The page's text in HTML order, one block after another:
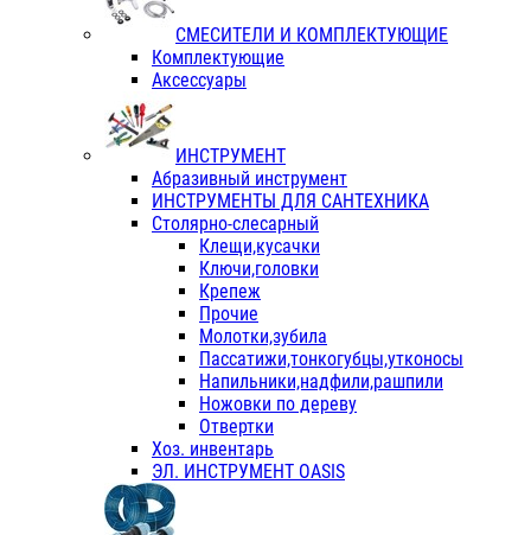
СМЕСИТЕЛИ И КОМПЛЕКТУЮЩИЕ
Комплектующие
Аксессуары
ИНСТРУМЕНТ
Абразивный инструмент
ИНСТРУМЕНТЫ ДЛЯ САНТЕХНИКА
Столярно-слесарный
Клещи,кусачки
Ключи,головки
Крепеж
Прочие
Молотки,зубила
Пассатижи,тонкогубцы,утконосы
Напильники,надфили,рашпили
Ножовки по дереву
Отвертки
Хоз. инвентарь
ЭЛ. ИНСТРУМЕНТ OASIS